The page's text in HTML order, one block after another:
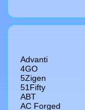
Advanti
4GO
5Zigen
51Fifty
ABT
AC Forged